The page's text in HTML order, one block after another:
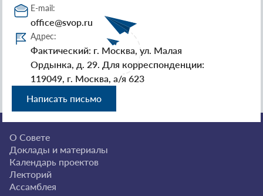
E-mail:
office@svop.ru
Адрес:
Фактический: г. Москва, ул. Малая
Ордынка, д. 29. Для корреспонденции:
119049, г. Москва, а/я 623
Написать письмо
О Совете
Доклады и материалы
Календарь проектов
Лекторий
Ассамблея